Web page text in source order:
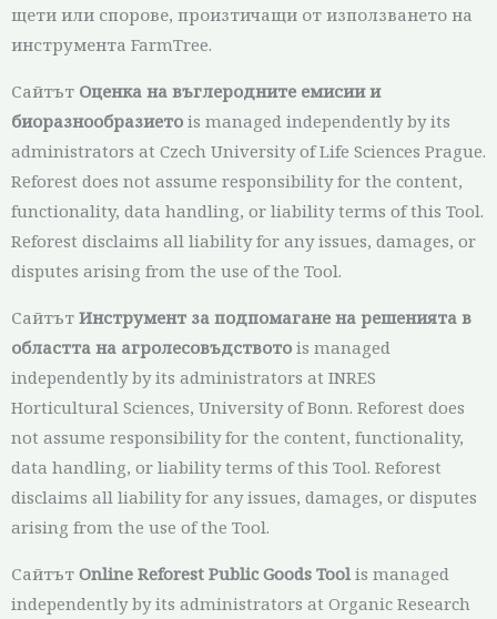
щети или спорове, произтичащи от използването на
инструмента FarmTree.
Сайтът Оценка на въглеродните емисии и
биоразнообразието is managed independently by its
administrators at Czech University of Life Sciences Prague.
Reforest does not assume responsibility for the content,
functionality, data handling, or liability terms of this Tool.
Reforest disclaims all liability for any issues, damages, or
disputes arising from the use of the Tool.
Сайтът Инструмент за подпомагане на решенията в
областта на агролесовъдството is managed
independently by its administrators at INRES
Horticultural Sciences, University of Bonn. Reforest does
not assume responsibility for the content, functionality,
data handling, or liability terms of this Tool. Reforest
disclaims all liability for any issues, damages, or disputes
arising from the use of the Tool.
Сайтът Online Reforest Public Goods Tool is managed
independently by its administrators at Organic Research